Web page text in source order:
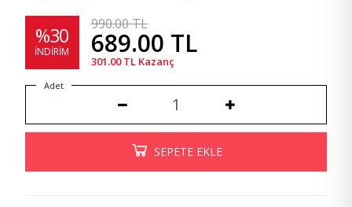
%30
İNDIRIM
990.00 TL
689.00 TL
301.00TL Kazanç
Adet
SEPETE EKLE